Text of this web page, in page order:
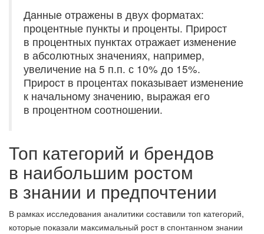
Данные отражены в двух форматах:
процентные пункты и проценты. Прирост
в процентных пунктах отражает изменение
в абсолютных значениях, например,
увеличение на 5 п.п. с 10% до 15%.
Прирост в процентах показывает изменение
к начальному значению, выражая его
в процентном соотношении.
Топ категорий и брендов
в наибольшим ростом
в знании и предпочтении
В рамках исследования аналитики составили топ категорий,
которые показали максимальный рост в спонтанном знании